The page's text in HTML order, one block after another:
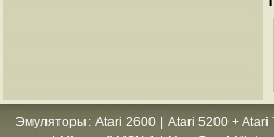
Эмуляторы : Atari 2600 Atari 5200 + Atari